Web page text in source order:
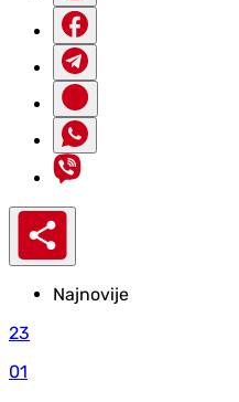
Najnovije
23
01